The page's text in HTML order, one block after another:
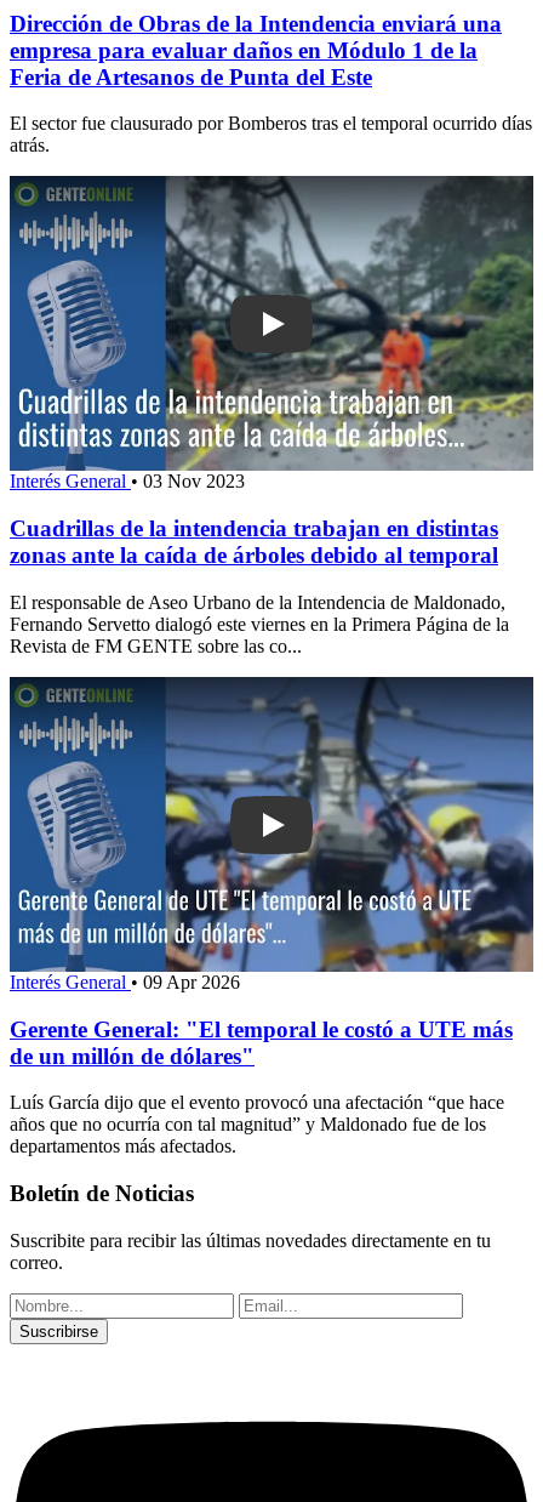
Dirección de Obras de la Intendencia enviará una
empresa para evaluar daños en Módulo 1 de la
Feria de Artesanos de Punta del Este
El sector fue clausurado por Bomberos tras el temporal ocurrido días
atrás.
Play: Cuadrillas de la intendencia
Interés General • 03 Nov 2023
Cuadrillas de la intendencia trabajan en distintas
zonas ante la caída de árboles debido al temporal
El responsable de Aseo Urbano de la Intendencia de Maldonado,
Fernando Servetto dialogó este viernes en la Primera Página de la
Revista de FM GENTE sobre las co...
Play: Gerente General: "El temporal
Interés General • 09 Apr 2026
Gerente General: "El temporal le costó a UTE más
de un millón de dólares"
Luís García dijo que el evento provocó una afectación “que hace
años que no ocurría con tal magnitud” y Maldonado fue de los
departamentos más afectados.
Boletín de Noticias
Suscribite para recibir las últimas novedades directamente en tu
correo.
Suscribirse